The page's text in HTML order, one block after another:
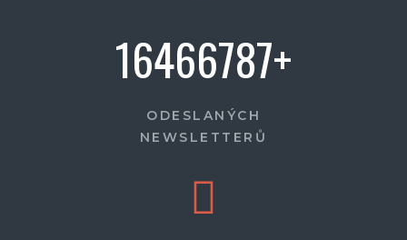
16466787+
ODESLANÝCH
NEWSLETTERŮ